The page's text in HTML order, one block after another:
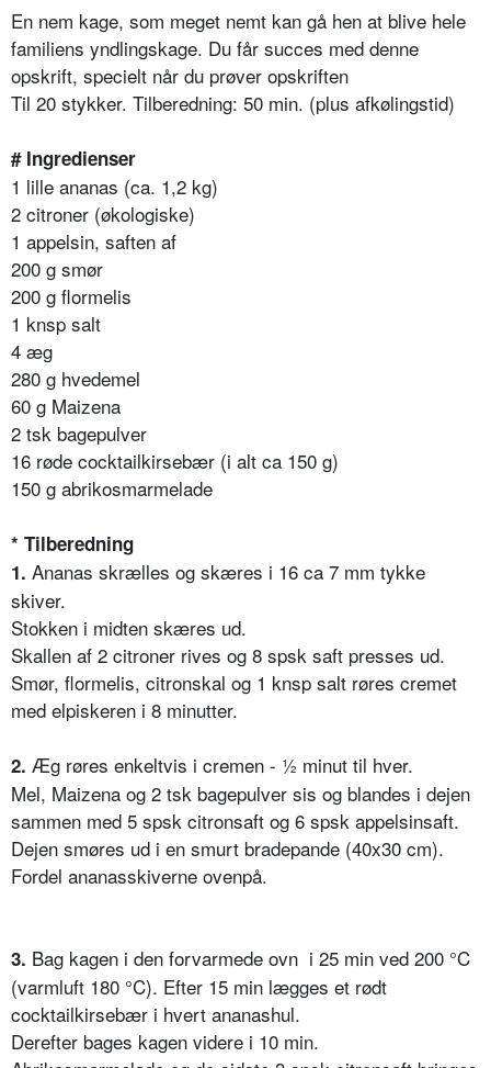
En nem kage, som meget nemt kan gå hen at blive hele
familiens yndlingskage. Du får succes med denne
opskrift, specielt når du prøver opskriften
Til 20 stykker. Tilberedning: 50 min. (plus afkølingstid)
# Ingredienser
1 lille ananas (ca. 1,2 kg)
2 citroner (økologiske)
1 appelsin, saften af
200 g smør
200 g flormelis
1 knsp salt
4 æg
280 g hvedemel
60 g Maizena
2 tsk bagepulver
16 røde cocktailkirsebær (i alt ca 150 g)
150 g abrikosmarmelade
* Tilberedning
1. Ananas skrælles og skæres i 16 ca 7 mm tykke
skiver.
Stokken i midten skæres ud.
Skallen af 2 citroner rives og 8 spsk saft presses ud.
Smør, flormelis, citronskal og 1 knsp salt røres cremet
med elpiskeren i 8 minutter.
2. Æg røres enkeltvis i cremen - ½ minut til hver.
Mel, Maizena og 2 tsk bagepulver sis og blandes i dejen
sammen med 5 spsk citronsaft og 6 spsk appelsinsaft.
Dejen smøres ud i en smurt bradepande (40x30 cm).
Fordel ananasskiverne ovenpå.
3. Bag kagen i den forvarmede ovn i 25 min ved 200 °C
(varmluft 180 °C). Efter 15 min lægges et rødt
cocktailkirsebær i hvert ananashul.
Derefter bages kagen videre i 10 min.